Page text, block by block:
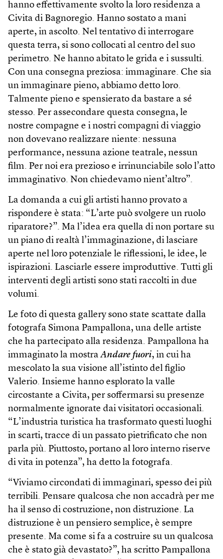
hanno effettivamente svolto la loro residenza a
Civita di Bagnoregio. Hanno sostato a mani
aperte, in ascolto. Nel tentativo di interrogare
questa terra, si sono collocati al centro del suo
perimetro. Ne hanno abitato le grida e i sussulti.
Con una consegna preziosa: immaginare. Che sia
un immaginare pieno, abbiamo detto loro.
Talmente pieno e spensierato da bastare a sé
stesso. Per assecondare questa consegna, le
nostre compagne e i nostri compagni di viaggio
non dovevano realizzare niente: nessuna
performance, nessuna azione teatrale, nessun
film. Per noi era prezioso e irrinunciabile solo l’atto
immaginativo. Non chiedevamo nient’altro”.
La domanda a cui gli artisti hanno provato a
rispondere è stata: “L’arte può svolgere un ruolo
riparatore?”. Ma l’idea era quella di non portare su
un piano di realtà l’immaginazione, di lasciare
aperte nel loro potenziale le riflessioni, le idee, le
ispirazioni. Lasciarle essere improduttive. Tutti gli
interventi degli artisti sono stati raccolti in due
volumi.
Le foto di questa gallery sono state scattate dalla
fotografa Simona Pampallona, una delle artiste
che ha partecipato alla residenza. Pampallona ha
immaginato la mostraAndare fuori, in cui ha
mescolato la sua visione all’istinto del figlio
Valerio. Insieme hanno esplorato la valle
circostante a Civita, per soffermarsi su presenze
normalmente ignorate dai visitatori occasionali.
“L’industria turistica ha trasformato questi luoghi
in scarti, tracce di un passato pietrificato che non
parla più. Piuttosto, portano al loro interno riserve
di vita in potenza”, ha detto la fotografa.
“Viviamo circondati di immaginari, spesso dei più
terribili. Pensare qualcosa che non accadrà per me
ha il senso di costruzione, non distruzione. La
distruzione è un pensiero semplice, è sempre
presente. Ma come si fa a costruire su un qualcosa
che è stato già devastato?”, ha scritto Pampallona